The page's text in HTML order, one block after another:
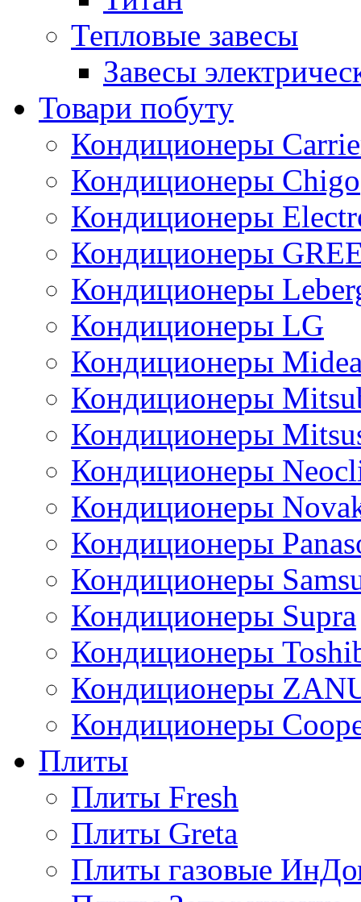
Тепловые завесы
Завесы
Товари побуту
Кондиционеры
Кондиционеры Chigo
Кондиционеры
Кондиционеры
Кондиционеры
Кондиционеры LG
Кондиционеры
Кондиционеры
Кондиционеры
Кондиционеры
Кондиционеры
Кондиционеры
Кондиционеры
Кондиционеры Supra
Кондиционеры
Кондиционеры
Кондиционеры
Плиты
Плиты Fresh
Плиты Greta
Плиты газовые